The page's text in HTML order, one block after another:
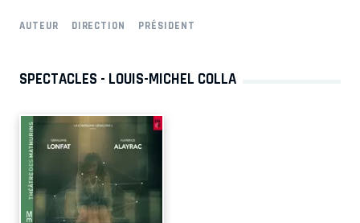
AUTEUR DIRECTION PRÉSIDENT
SPECTACLES - LOUIS-MICHEL COLLA